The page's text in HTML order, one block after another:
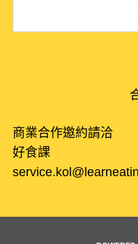
商業合作邀約請洽
好食課